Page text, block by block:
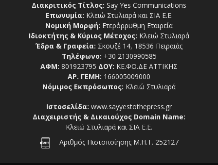
Διακριτικός Τίτλος: Say Yes Communications
Επωνυμία: Κλειώ Στυλιαρά και ΣΙΑ Ε.Ε.
Νομική Μορφή: Ετερόρρυθμη Εταιρεία
Ιδιοκτήτης & Κύριος Μέτοχος: Κλειώ Στυλιαρά
Έδρα & Γραφεία: Σκουζέ 14, 18536 Πειραιάς
Τηλέφωνο: +30 2130990585
ΑΦΜ: 801923795 ΔΟΥ: ΚΕ.ΦΟ.ΔΕ ΑΤΤΙΚΗΣ
ΑΡ. ΓΕΜΗ: 166005009000
Νόμιμος Εκπρόσωπος: Κλειώ Στυλιαρά
Ιστοσελίδα: www.sayyestothepress.gr
Διαχειριστής & Δικαιούχος Domain Name:
Κλειώ Στυλιαρά και ΣΙΑ Ε.Ε.
Αριθμός Πιστοποίησης Μ.Η.Τ. 252127